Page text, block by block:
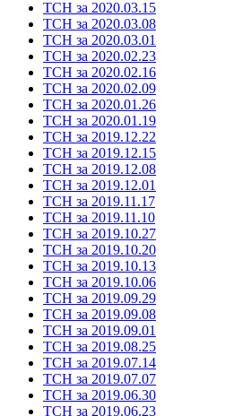
ТСН за 2020.03.15
ТСН за 2020.03.08
ТСН за 2020.03.01
ТСН за 2020.02.23
ТСН за 2020.02.16
ТСН за 2020.02.09
ТСН за 2020.01.26
ТСН за 2020.01.19
ТСН за 2019.12.22
ТСН за 2019.12.15
ТСН за 2019.12.08
ТСН за 2019.12.01
ТСН за 2019.11.17
ТСН за 2019.11.10
ТСН за 2019.10.27
ТСН за 2019.10.20
ТСН за 2019.10.13
ТСН за 2019.10.06
ТСН за 2019.09.29
ТСН за 2019.09.08
ТСН за 2019.09.01
ТСН за 2019.08.25
ТСН за 2019.07.14
ТСН за 2019.07.07
ТСН за 2019.06.30
ТСН за 2019.06.23